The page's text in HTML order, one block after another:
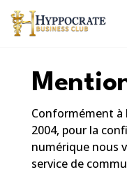
Conformément à
2004, pour la
numérique nous
service de